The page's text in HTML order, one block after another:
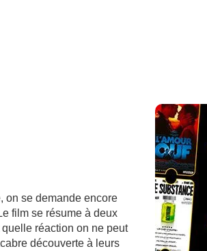
on se demande encore
film se résume à deux
réaction on ne peut
découverte à leurs